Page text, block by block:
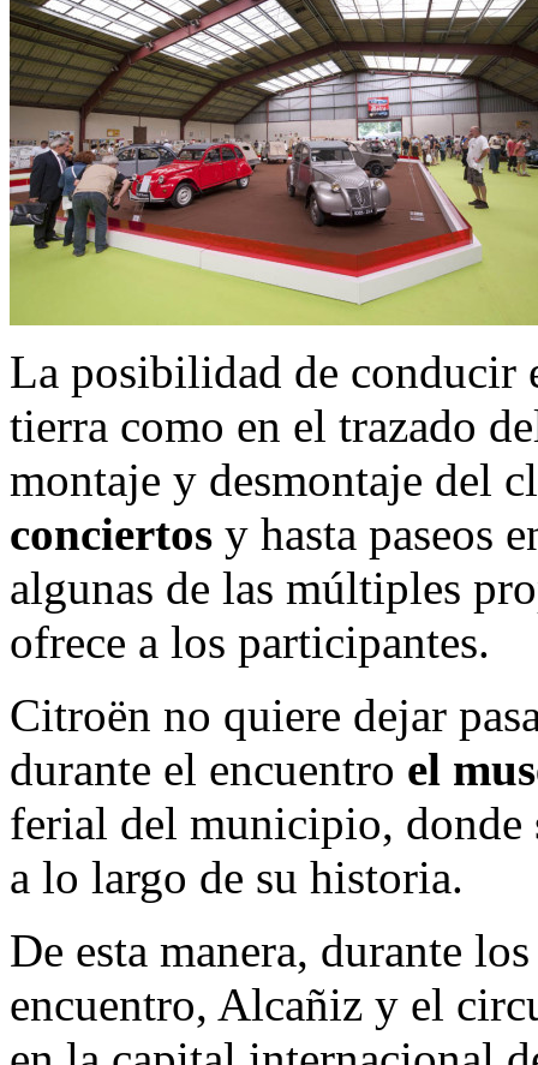
La posibilidad de conducir
tierra como en el trazado
montaje y desmontaje del
conciertos y hasta paseos
algunas de las múltiples
ofrece a los participantes.
Citroën no quiere dejar
durante el encuentro el
ferial del municipio, donde
a lo largo de su historia.
De esta manera, durante
encuentro, Alcañiz y el